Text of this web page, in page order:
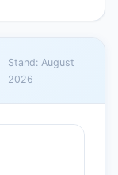
Stand: August
2026